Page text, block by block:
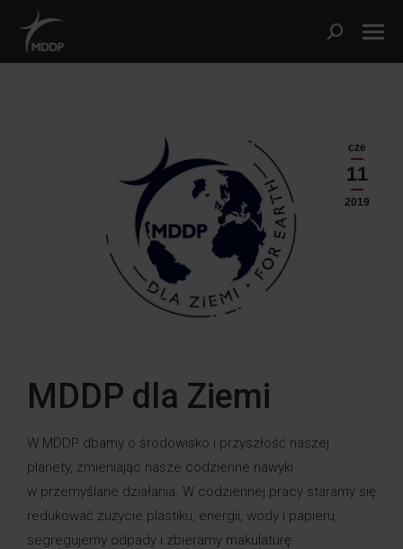
cze
11
2019
MDDP dla Ziemi
W MDDP dbamy o środowisko i przyszłość naszej
planety, zmieniając nasze codzienne nawyki
w przemyślane działania. W codziennej pracy staramy się
redukować zużycie plastiku, energii, wody i papieru,
segregujemy odpady i zbieramy makulaturę.